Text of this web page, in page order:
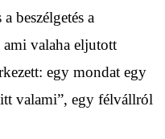
beszélgetés a
valaha eljutott
egy mondat egy
valami”, egy félvállról